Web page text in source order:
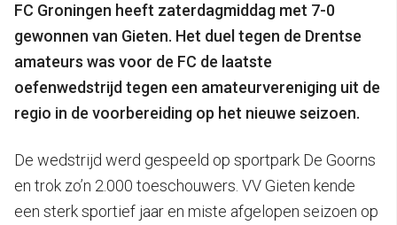
FC Groningen heeft zaterdagmiddag met 7-0
gewonnen van Gieten. Het duel tegen de Drentse
amateurs was voor de FC de laatste
oefenwedstrijd tegen een amateurvereniging uit de
regio in de voorbereiding op het nieuwe seizoen.
De wedstrijd werd gespeeld op sportpark De Goorns
en trok zo’n 2.000 toeschouwers. VV Gieten kende
een sterk sportief jaar en miste afgelopen seizoen op